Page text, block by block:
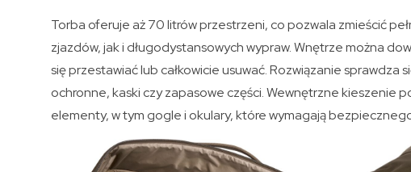
Torba oferuje aż 70 litrów przestrzeni, co pozwala zmieścić
zjazdów, jak i długodystansowych wypraw. Wnętrze można
się przestawiać lub całkowicie usuwać. Rozwiązanie sprawdza
ochronne, kaski czy zapasowe części. Wewnętrzne kieszenie
elementy, w tym gogle i okulary, które wymagają